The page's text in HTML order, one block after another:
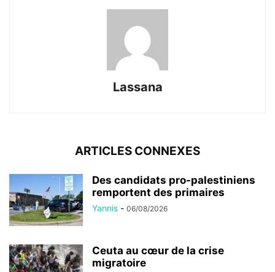
Lassana
ARTICLES CONNEXES
Des candidats pro-palestiniens
remportent des primaires
Yannis - 06/08/2026
Ceuta au cœur de la crise
migratoire